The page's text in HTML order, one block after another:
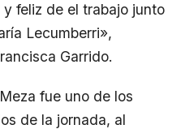
feliz de el trabajo junto
Lecumberri»,
Garrido.
fue uno de los
de la jornada, al